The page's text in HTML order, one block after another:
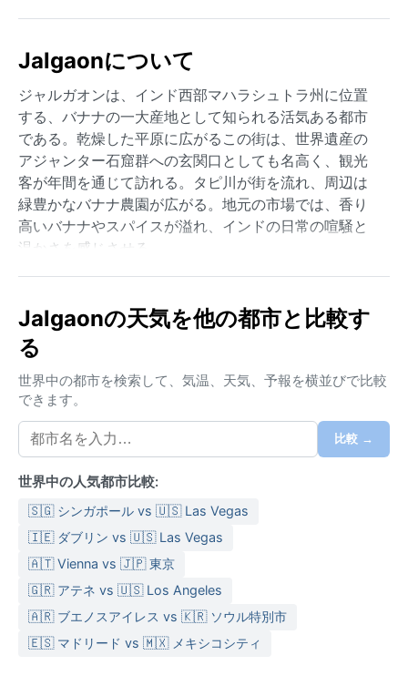
Jalgaonについて
ジャルガオンは、インド西部マハラシュトラ州に位置
する、バナナの一大産地として知られる活気ある都市
である。乾燥した平原に広がるこの街は、世界遺産の
アジャンター石窟群への玄関口としても名高く、観光
客が年間を通じて訪れる。タピ川が街を流れ、周辺は
緑豊かなバナナ農園が広がる。地元の市場では、香り
高いバナナやスパイスが溢れ、インドの日常の喧騒と
温かさを感じさせる。
気候はケッペンの区分でBSh（ステップ気候・高温半
月から6月にかけて、日中の気温が40度を超える猛暑
となる。冬は11月から2月までがベストシーズンで、夜
月から9月で、年間降水量は600ミリ程度と少ないが、
湿度が高まり短時間のスコールが発生する。服装は、
通気性の良い綿素材が基本。日差しが強いため日焼け
止めや帽子は必須。冬でも日中は暖かいが、薄手の長
袖があると便利である。
最も訪れるのに適した時期は、10月から3月の乾季であ
る。気温が穏やかで空が澄み、観光には最適。一方、4
月から6月の夏は熱波に見舞われることがあり、外出は
避けたほうが賢明。モンスーン期は雨が少ないため深
刻な洪水は稀だが、突然の豪雨で道路が冠水すること
もある。この地域ではサイクロンや激しい嵐はほとん
ど発生せず、年間を通じて安定した気候が続く。ただ
Jalgaonの天気を他の都市と比較す
る
世界中の都市を検索して、気温、天気、予報を横並びで比較
できます。
比較 →
世界中の人気都市比較:
🇸🇬 シンガポール vs 🇺🇸 Las Vegas
🇮🇪 ダブリン vs 🇺🇸 Las Vegas
🇦🇹 Vienna vs 🇯🇵 東京
🇬🇷 アテネ vs 🇺🇸 Los Angeles
🇦🇷 ブエノスアイレス vs 🇰🇷 ソウル特別市
🇪🇸 マドリード vs 🇲🇽 メキシコシティ